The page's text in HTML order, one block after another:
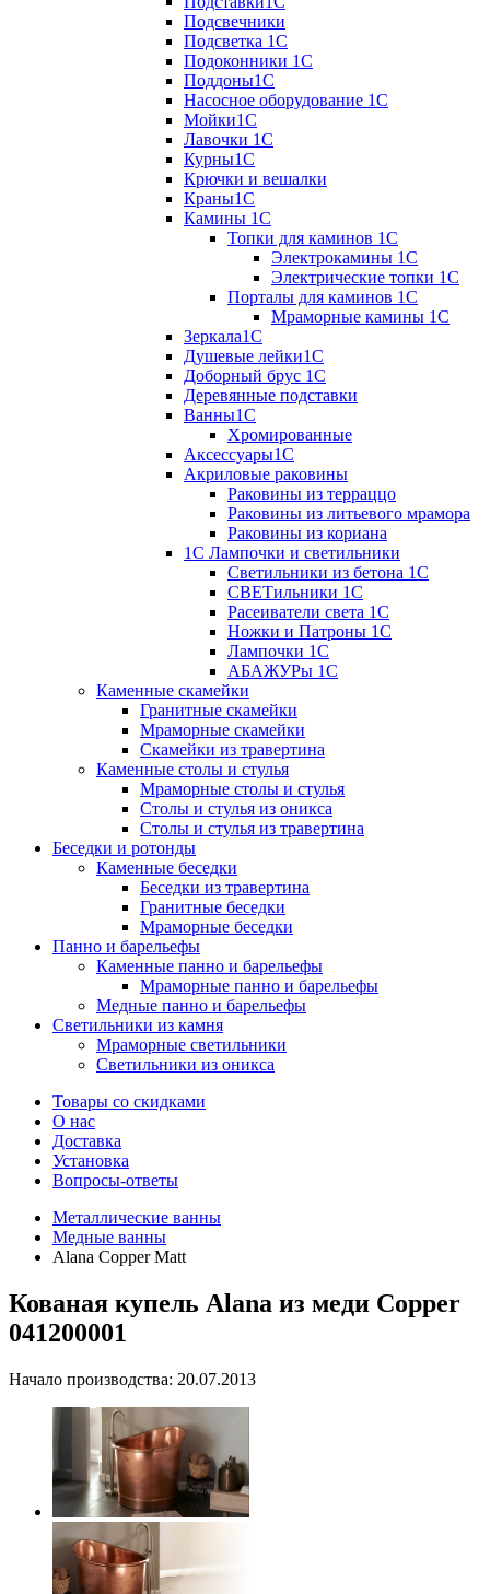
Подсвечники
Подсветка 1С
Подоконники 1С
Поддоны1С
Насосное оборудование 1С
Мойки1С
Лавочки 1С
Курны1С
Крючки и вешалки
Краны1С
Камины 1C
Топки для каминов 1C
Электрокамины 1С
Электрические топки 1C
Порталы для каминов 1С
Мраморные камины 1C
Зеркала1С
Душевые лейки1С
Доборный брус 1С
Деревянные подставки
Ванны1С
Хромированные
Аксессуары1С
Акриловые раковины
Раковины из терраццо
Раковины из литьевого мрамора
Раковины из кориана
1С Лампочки и светильники
Светильники из бетона 1С
СВЕТильники 1С
Расеиватели света 1С
Ножки и Патроны 1С
Лампочки 1С
АБАЖУРы 1С
Каменные скамейки
Гранитные скамейки
Мраморные скамейки
Скамейки из травертина
Каменные столы и стулья
Мраморные столы и стулья
Столы и стулья из оникса
Столы и стулья из травертина
Беседки и ротонды
Каменные беседки
Беседки из травертина
Гранитные беседки
Мраморные беседки
Панно и барельефы
Каменные панно и барельефы
Мраморные панно и барельефы
Медные панно и барельефы
Светильники из камня
Мраморные светильники
Светильники из оникса
Товары со скидками
О нас
Доставка
Установка
Вопросы-ответы
Металлические ванны
Медные ванны
Alana Copper Matt
Кованая купель Alana из меди Copper
041200001
Начало производства: 20.07.2013